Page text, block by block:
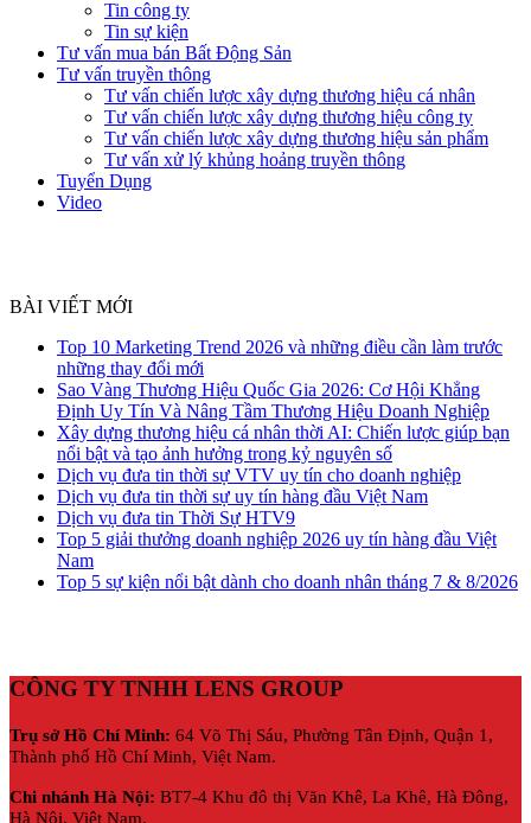
Tin công ty
Tin sự kiện
Tư vấn mua bán Bất Động Sản
Tư vấn truyền thông
Tư vấn chiến lược xây dựng thương hiệu cá nhân
Tư vấn chiến lược xây dựng thương hiệu công ty
Tư vấn chiến lược xây dựng thương hiệu sản phẩm
Tư vấn xử lý khủng hoảng truyền thông
Tuyển Dụng
Video
BÀI VIẾT MỚI
Top 10 Marketing Trend 2026 và những điều cần làm trước
những thay đổi mới
Sao Vàng Thương Hiệu Quốc Gia 2026: Cơ Hội Khẳng
Định Uy Tín Và Nâng Tầm Thương Hiệu Doanh Nghiệp
Xây dựng thương hiệu cá nhân thời AI: Chiến lược giúp bạn
nổi bật và tạo ảnh hưởng trong kỷ nguyên số
Dịch vụ đưa tin thời sự VTV uy tín cho doanh nghiệp
Dịch vụ đưa tin thời sự uy tín hàng đầu Việt Nam
Dịch vụ đưa tin Thời Sự HTV9
Top 5 giải thưởng doanh nghiệp 2026 uy tín hàng đầu Việt
Nam
Top 5 sự kiện nổi bật dành cho doanh nhân tháng 7 & 8/2026
CÔNG TY TNHH LENS GROUP
Trụ sở Hồ Chí Minh: 64 Võ Thị Sáu, Phường Tân Định, Quận 1,
Thành phố Hồ Chí Minh, Việt Nam.
Chi nhánh Hà Nội: BT7-4 Khu đô thị Văn Khê, La Khê, Hà Đông,
Hà Nội, Việt Nam.